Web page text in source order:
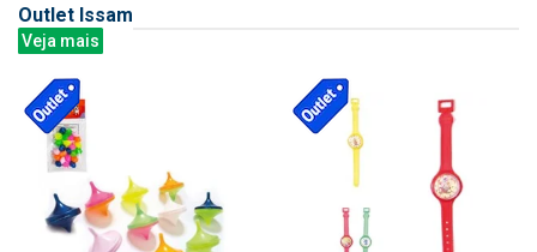
Outlet Issam
Veja mais